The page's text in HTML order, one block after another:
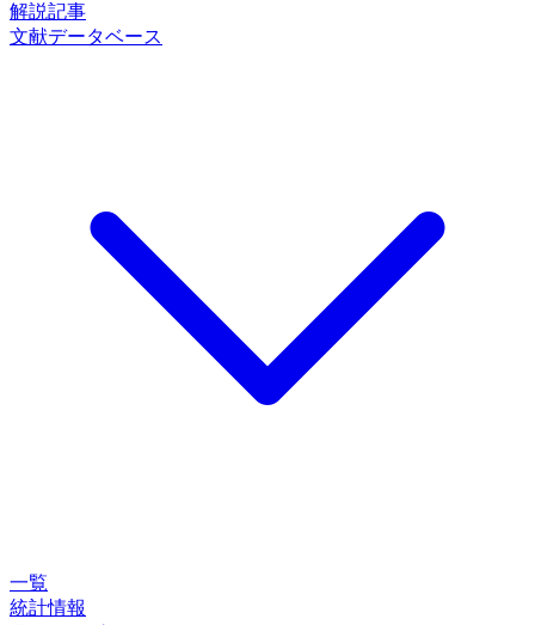
解説記事
文献データベース
一覧
統計情報